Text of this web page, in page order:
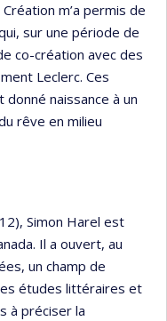
m’a permis de
sur une période de
co-création avec des
Leclerc. Ces
naissance à un
rêve en milieu
Simon Harel est
Il a ouvert, au
un champ de
études littéraires et
à préciser la